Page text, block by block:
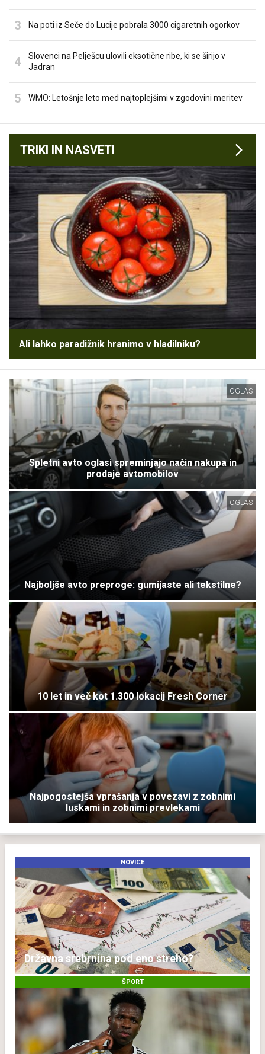
Na poti iz Seče do Lucije pobrala 3000 cigaretnih ogorkov
Slovenci na Pelješcu ulovili eksotične ribe, ki se širijo v
Jadran
WMO: Letošnje leto med najtoplejšimi v zgodovini meritev
TRIKI IN NASVETI
Ali lahko paradižnik hranimo v hladilniku?
OGLAS
Spletni avto oglasi spreminjajo način nakupa in
prodaje avtomobilov
OGLAS
Najboljše avto preproge: gumijaste ali tekstilne?
10 let in več kot 1.300 lokacij Fresh Corner
Najpogostejša vprašanja v povezavi z zobnimi
luskami in zobnimi prevlekami
NOVICE
Državna srebrnina pod eno streho?
ŠPORT